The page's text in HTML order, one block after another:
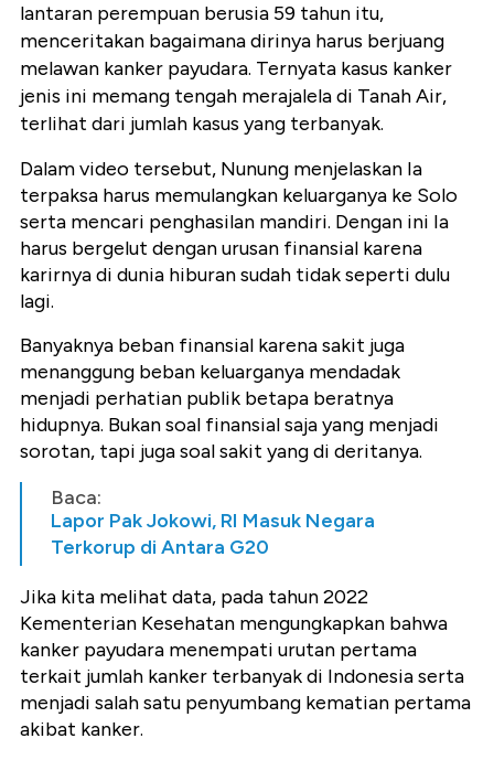
lantaran perempuan berusia 59 tahun itu,
menceritakan bagaimana dirinya harus berjuang
melawan kanker payudara. Ternyata kasus kanker
jenis ini memang tengah merajalela di Tanah Air,
terlihat dari jumlah kasus yang terbanyak.
Dalam video tersebut, Nunung menjelaskan Ia
terpaksa harus memulangkan keluarganya ke Solo
serta mencari penghasilan mandiri. Dengan ini Ia
harus bergelut dengan urusan finansial karena
karirnya di dunia hiburan sudah tidak seperti dulu
lagi.
Banyaknya beban finansial karena sakit juga
menanggung beban keluarganya mendadak
menjadi perhatian publik betapa beratnya
hidupnya. Bukan soal finansial saja yang menjadi
sorotan, tapi juga soal sakit yang di deritanya.
Baca:
Lapor Pak Jokowi, RI Masuk Negara
Terkorup di Antara G20
Jika kita melihat data, pada tahun 2022
Kementerian Kesehatan mengungkapkan bahwa
kanker payudara menempati urutan pertama
terkait jumlah kanker terbanyak di Indonesia serta
menjadi salah satu penyumbang kematian pertama
akibat kanker.